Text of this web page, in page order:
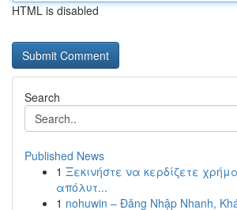
HTML is disabled
Search
Published News
1 Ξεκινήστε να κερδίζετε
απόλυτ...
1 nohuwin – Đăng Nhập Nhanh,